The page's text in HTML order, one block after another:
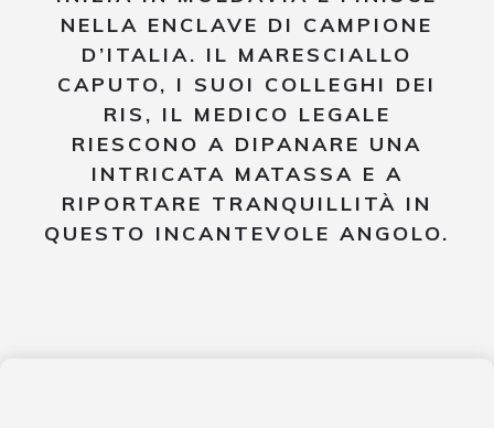
NELLA ENCLAVE DI CAMPIONE
D’ITALIA. IL MARESCIALLO
CAPUTO, I SUOI COLLEGHI DEI
RIS, IL MEDICO LEGALE
RIESCONO A DIPANARE UNA
INTRICATA MATASSA E A
RIPORTARE TRANQUILLITÀ IN
QUESTO INCANTEVOLE ANGOLO.